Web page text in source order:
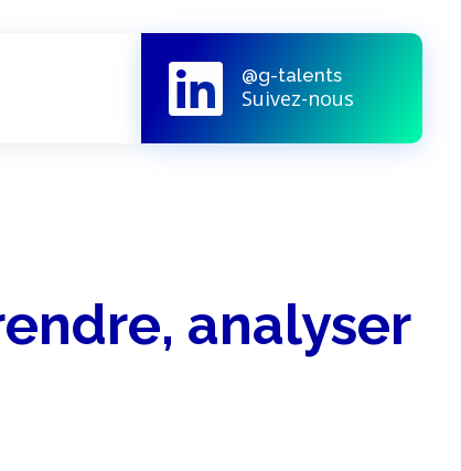
@g-talents
Suivez-nous
analyser